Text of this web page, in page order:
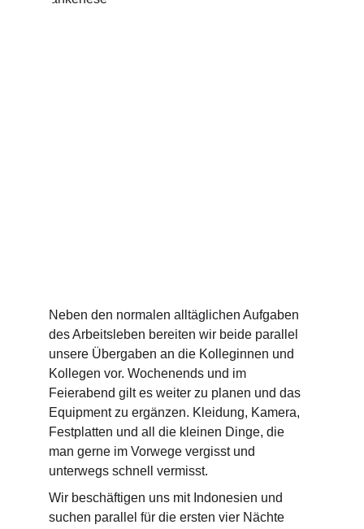
Neben den normalen alltäglichen Aufgaben
des Arbeitsleben bereiten wir beide parallel
unsere Übergaben an die Kolleginnen und
Kollegen vor. Wochenends und im
Feierabend gilt es weiter zu planen und das
Equipment zu ergänzen. Kleidung, Kamera,
Festplatten und all die kleinen Dinge, die
man gerne im Vorwege vergisst und
unterwegs schnell vermisst.
Wir beschäftigen uns mit Indonesien und
suchen parallel für die ersten vier Nächte